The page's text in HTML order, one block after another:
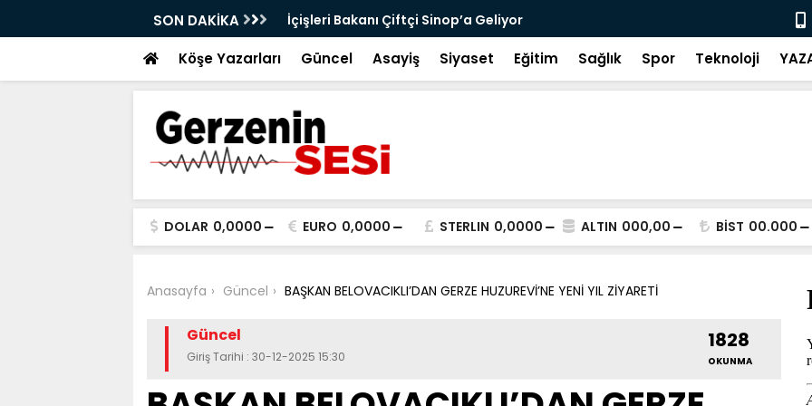
SON DAKİKA
Ayı Toplantısı Gerçekleştirildi: Sıfır
İçişleri Bakanı Çiftçi Sinop’a Geliyor Gerze
Köşe Yazarları Güncel Asayiş Siyaset Eğitim Sağlık Spor Teknoloji
DOLAR 0,0000 EURO 0,0000 STERLIN 0,0000 ALTIN 000,00 BİST 00.000
Anasayfa Güncel BAŞKAN BELOVACIKLI’DAN GERZE HUZUREVİ’NE YENİ YIL ZİYARETİ
Güncel
Giriş Tarihi : 30-12-2025 15:30
1828
OKUNMA